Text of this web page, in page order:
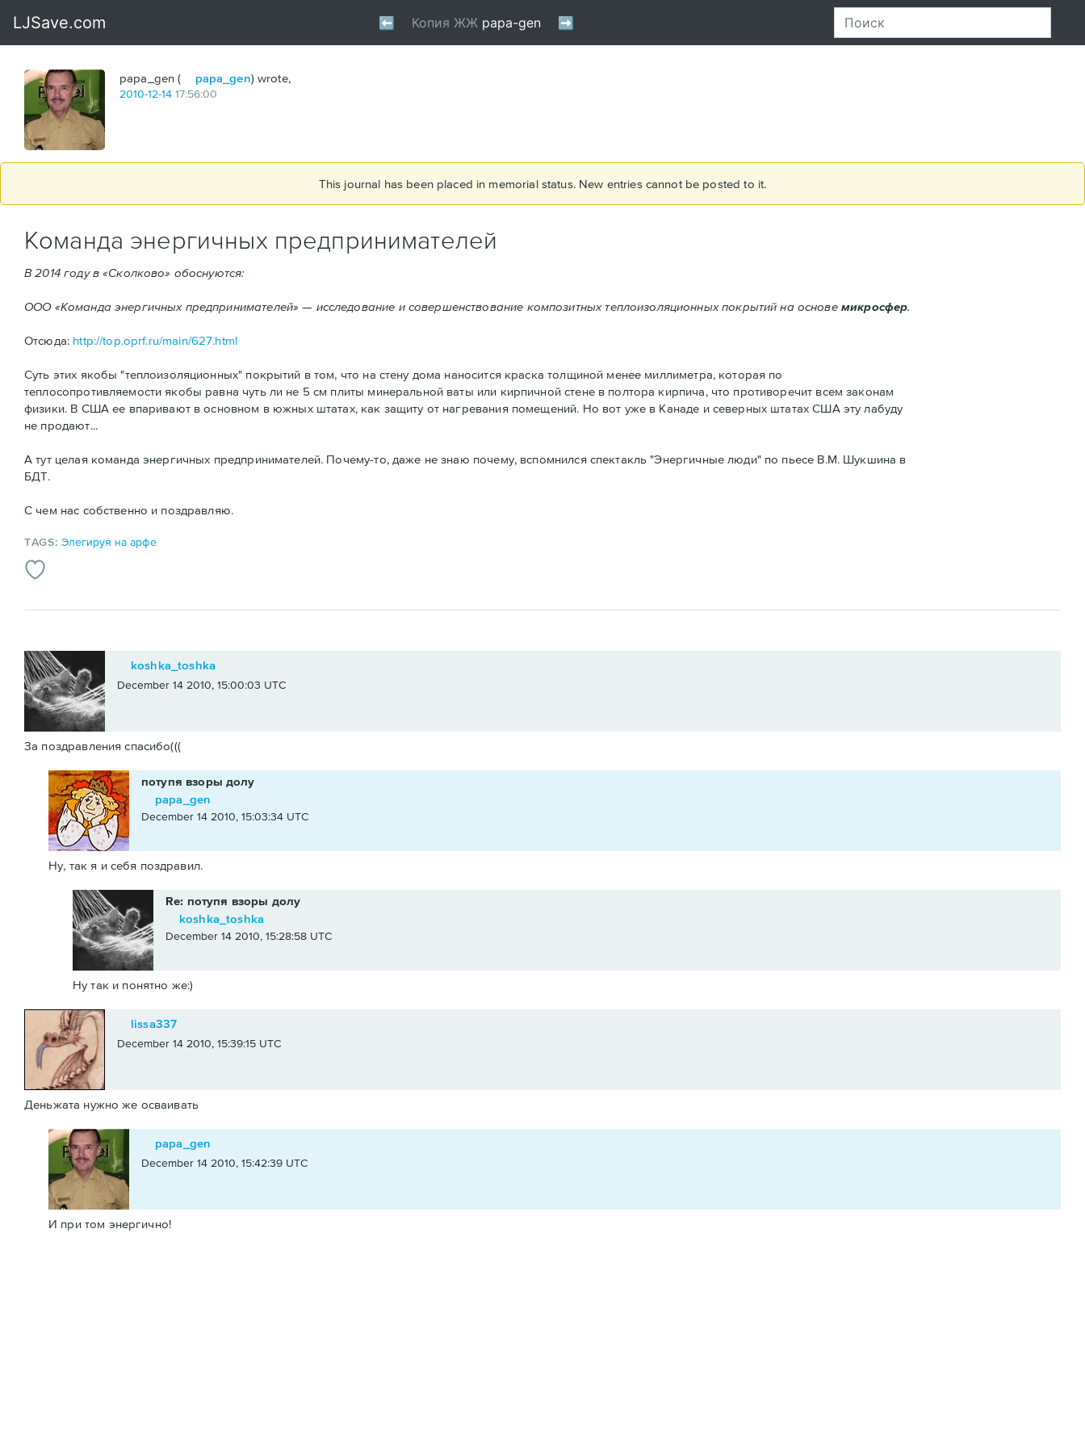
papa_gen ( papa_gen) wrote,
2010-12-14 17:56:00
This journal has been placed in memorial status. New entries cannot be posted to it.
Команда энергичных предпринимателей
В 2014 году в «Сколково» обоснуются:
ООО «Команда энергичных предпринимателей» — исследование и совершенствование композитных теплоизоляционных покрытий на основе микросфер.
Отсюда: http://top.oprf.ru/main/627.html
Суть этих якобы "теплоизоляционных" покрытий в том, что на стену дома наносится краска толщиной менее миллиметра, которая по
теплосопротивляемости якобы равна чуть ли не 5 см плиты минеральной ваты или кирпичной стене в полтора кирпича, что противоречит всем законам
физики. В США ее впаривают в основном в южных штатах, как защиту от нагревания помещений. Но вот уже в Канаде и северных штатах США эту лабуду
не продают...
А тут целая команда энергичных предпринимателей. Почему-то, даже не знаю почему, вспомнился спектакль "Энергичные люди" по пьесе В.М. Шукшина в
БДТ.
С чем нас собственно и поздравляю.
TAGS:Элегируя на арфе
koshka_toshka
December 14 2010, 15:00:03 UTC
За поздравления спасибо(((
потупя взоры долу
papa_gen
December 14 2010, 15:03:34 UTC
Ну, так я и себя поздравил.
Re: потупя взоры долу
koshka_toshka
December 14 2010, 15:28:58 UTC
Ну так и понятно же:)
lissa337
December 14 2010, 15:39:15 UTC
Деньжата нужно же осваивать
papa_gen
December 14 2010, 15:42:39 UTC
И при том энергично!